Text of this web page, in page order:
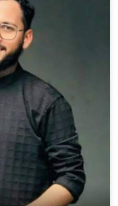
own photo